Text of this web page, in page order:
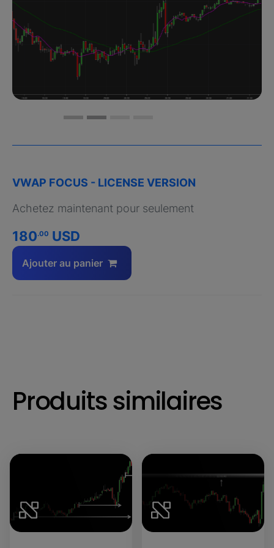
VWAP FOCUS - LICENSE VERSION
Achetez maintenant pour seulement
180.00 USD
Ajouter au panier
Produits similaires